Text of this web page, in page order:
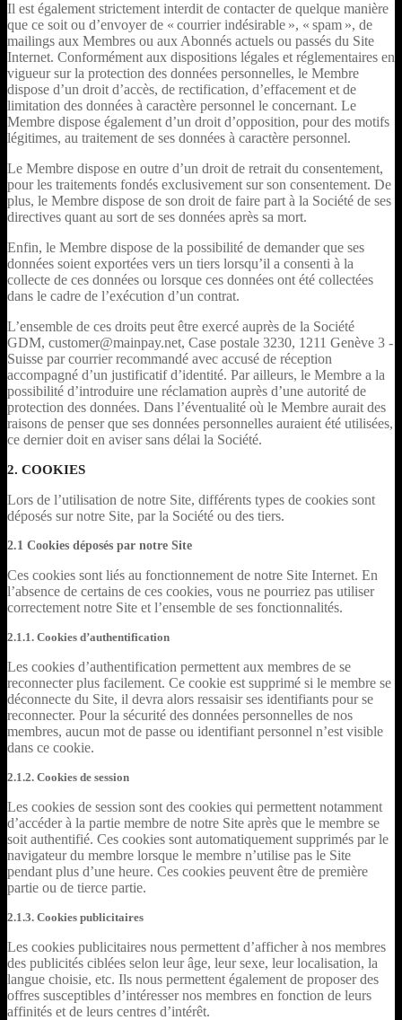
Il est également strictement interdit de contacter de quelque manière
que ce soit ou d’envoyer de « courrier indésirable », « spam », de
mailings aux Membres ou aux Abonnés actuels ou passés du Site
Internet. Conformément aux dispositions légales et réglementaires en
vigueur sur la protection des données personnelles, le Membre
dispose d’un droit d’accès, de rectification, d’effacement et de
limitation des données à caractère personnel le concernant. Le
Membre dispose également d’un droit d’opposition, pour des motifs
légitimes, au traitement de ses données à caractère personnel.
Le Membre dispose en outre d’un droit de retrait du consentement,
pour les traitements fondés exclusivement sur son consentement. De
plus, le Membre dispose de son droit de faire part à la Société de ses
directives quant au sort de ses données après sa mort.
Enfin, le Membre dispose de la possibilité de demander que ses
données soient exportées vers un tiers lorsqu’il a consenti à la
collecte de ces données ou lorsque ces données ont été collectées
dans le cadre de l’exécution d’un contrat.
L’ensemble de ces droits peut être exercé auprès de la Société
GDM, customer@mainpay.net, Case postale 3230, 1211 Genève 3 -
Suisse par courrier recommandé avec accusé de réception
accompagné d’un justificatif d’identité. Par ailleurs, le Membre a la
possibilité d’introduire une réclamation auprès d’une autorité de
protection des données. Dans l’éventualité où le Membre aurait des
raisons de penser que ses données personnelles auraient été utilisées,
ce dernier doit en aviser sans délai la Société.
2. COOKIES
Lors de l’utilisation de notre Site, différents types de cookies sont
déposés sur notre Site, par la Société ou des tiers.
2.1 Cookies déposés par notre Site
Ces cookies sont liés au fonctionnement de notre Site Internet. En
l’absence de certains de ces cookies, vous ne pourriez pas utiliser
correctement notre Site et l’ensemble de ses fonctionnalités.
2.1.1. Cookies d’authentification
Les cookies d’authentification permettent aux membres de se
reconnecter plus facilement. Ce cookie est supprimé si le membre se
déconnecte du Site, il devra alors ressaisir ses identifiants pour se
reconnecter. Pour la sécurité des données personnelles de nos
membres, aucun mot de passe ou identifiant personnel n’est visible
dans ce cookie.
2.1.2. Cookies de session
Les cookies de session sont des cookies qui permettent notamment
d’accéder à la partie membre de notre Site après que le membre se
soit authentifié. Ces cookies sont automatiquement supprimés par le
navigateur du membre lorsque le membre n’utilise pas le Site
pendant plus d’une heure. Ces cookies peuvent être de première
partie ou de tierce partie.
2.1.3. Cookies publicitaires
Les cookies publicitaires nous permettent d’afficher à nos membres
des publicités ciblées selon leur âge, leur sexe, leur localisation, la
langue choisie, etc. Ils nous permettent également de proposer des
offres susceptibles d’intéresser nos membres en fonction de leurs
affinités et de leurs centres d’intérêt.